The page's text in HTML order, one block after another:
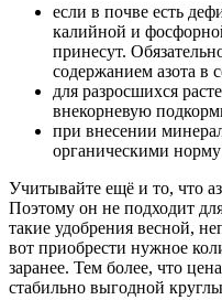
если в почве есть
калийной и
принесут.
содержанием азота в
для разросшихся
внекорневую
при внесении
органическими
Учитывайте ещё и то, что
Поэтому он не подходит
такие удобрения весной,
вот приобрести нужное
заранее. Тем более, что
стабильно выгодной